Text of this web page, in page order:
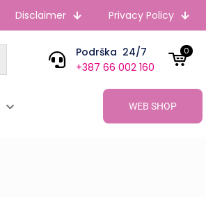
Disclaimer Privacy Policy
Podrška 24/7
+387 66 002 160
0
WEB SHOP